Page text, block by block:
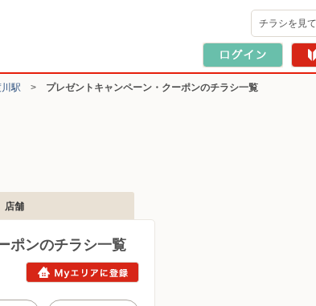
チラシを見
駅 > プレゼントキャンペーン・クーポンのチラシ一覧
店舗
ポンのチラシ一覧